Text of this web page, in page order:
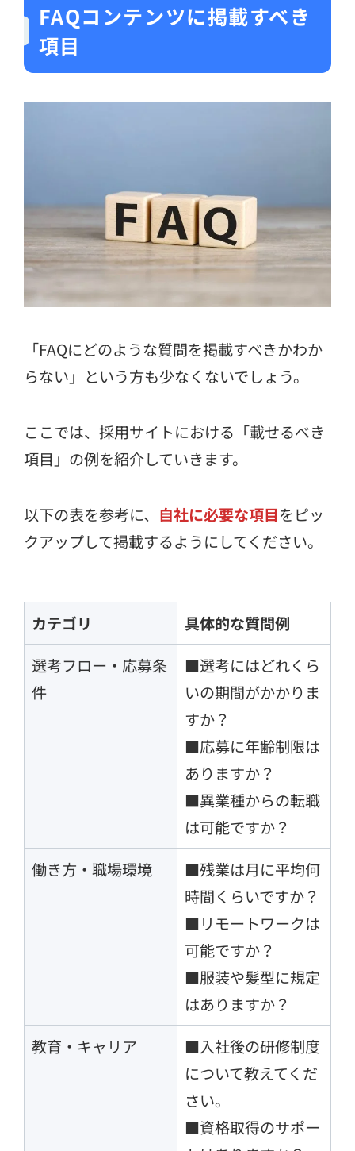
FAQコンテンツに掲載すべき
項目
「FAQにどのような質問を掲載すべきかわか
らない」という方も少なくないでしょう。
ここでは、採用サイトにおける「載せるべき
項目」の例を紹介していきます。
以下の表を参考に、 自社に必要な項目をピッ
クアップして掲載するようにしてください。
カテゴリ
具体的な質問例
選考フロー・応募条
件
■選考にはどれくら
いの期間がかかりま
すか？
■応募に年齢制限は
ありますか？
■異業種からの転職
は可能ですか？
働き方・職場環境
■残業は月に平均何
時間くらいですか？
■リモートワークは
可能ですか？
■服装や髪型に規定
はありますか？
教育・キャリア
■入社後の研修制度
について教えてくだ
さい。
■資格取得のサポー